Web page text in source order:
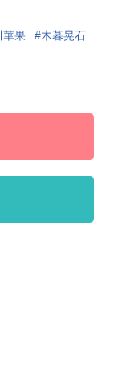
華果
木暮晃石